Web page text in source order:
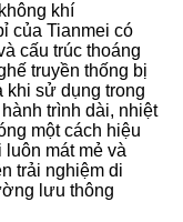
khí
của Tianmei có
cấu trúc thoáng
truyền thống bị
khi sử dụng trong
trình dài, nhiệt
một cách hiệu
mát mẻ và
trải nghiệm di
lưu thông